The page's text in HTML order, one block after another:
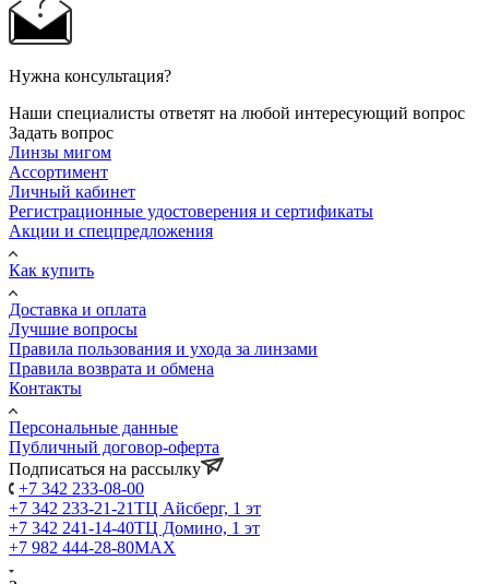
Нужна консультация?
Наши специалисты ответят на любой интересующий вопрос
Задать вопрос
Линзы мигом
Ассортимент
Личный кабинет
Регистрационные удостоверения и сертификаты
Акции и спецпредложения
Как купить
Доставка и оплата
Лучшие вопросы
Правила пользования и ухода за линзами
Правила возврата и обмена
Контакты
Персональные данные
Публичный договор-оферта
Подписаться на рассылку
+7 342 233-08-00
+7 342 233-21-21ТЦ Айсберг, 1 эт
+7 342 241-14-40ТЦ Домино, 1 эт
+7 982 444-28-80MAX